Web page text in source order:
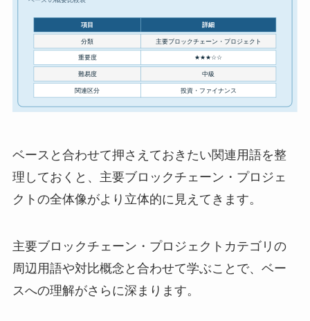
ベースと合わせて押さえておきたい関連用語を整
理しておくと、主要ブロックチェーン・プロジェ
クトの全体像がより立体的に見えてきます。
主要ブロックチェーン・プロジェクトカテゴリの
周辺用語や対比概念と合わせて学ぶことで、ベー
スへの理解がさらに深まります。